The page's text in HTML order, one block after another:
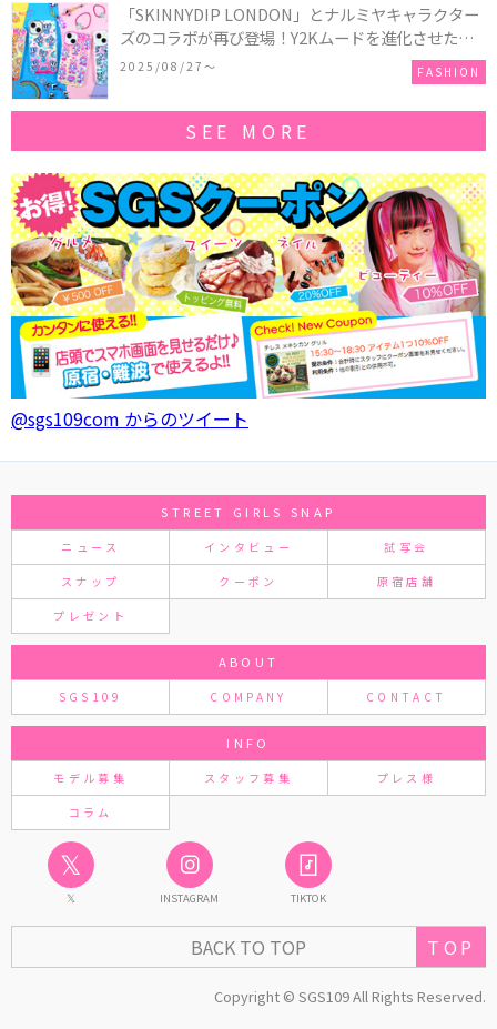
「SKINNYDIP LONDON」とナルミヤキャラクター
ズのコラボが再び登場！Y2Kムードを進化させた新
作コレクションを発売♪
2025/08/27〜 FASHION
SEE MORE
@sgs109com からのツイート
STREET GIRLS SNAP
ニュース インタビュー 試写会
スナップ クーポン 原宿店舗
プレゼント
ABOUT
SGS109 COMPANY CONTACT
INFO
モデル募集 スタッフ募集 プレス様
コラム
𝕏
𝕏 INSTAGRAM TIKTOK
BACK TO TOP
Copyright © SGS109 All Rights Reserved.
TOP